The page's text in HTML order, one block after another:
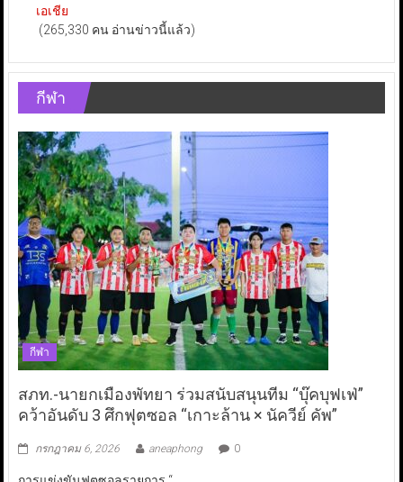
เอเชีย
(265,330 คน อ่านข่าวนี้แล้ว)
กีฬา
กีฬา
สภท.-นายกเมืองพัทยา ร่วมสนับสนุนทีม “บุ๊คบุฟเฟ่”
คว้าอันดับ 3 ศึกฟุตซอล “เกาะล้าน × นัควีย์ คัพ”
กรกฎาคม 6, 2026 aneaphong 0